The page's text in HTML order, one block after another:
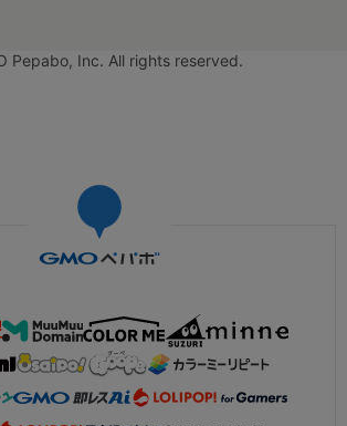
Pepabo, Inc. All rights reserved.